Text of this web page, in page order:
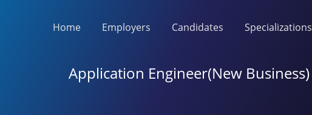
Home Employers Candidates Specializations
Application Engineer(New Business)